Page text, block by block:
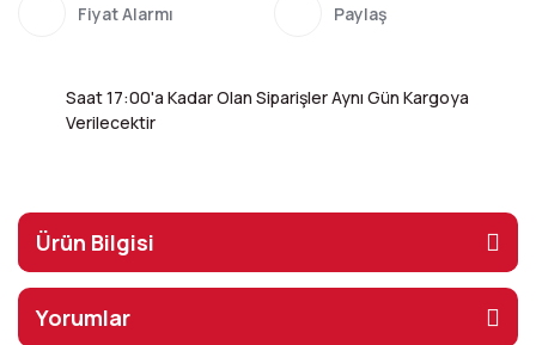
Fiyat Alarmı Paylaş
Saat 17:00'a Kadar Olan Siparişler Aynı Gün Kargoya
Verilecektir
Ürün Bilgisi
Yorumlar